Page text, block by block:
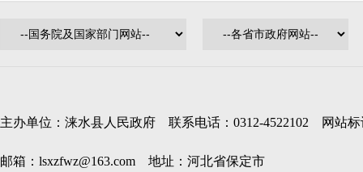
主办单位：涞水县人民政府 联系电话：0312-4522102 网站标
邮箱：lsxzfwz@163.com 地址：河北省保定市